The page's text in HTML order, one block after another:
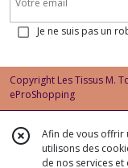
Je ne suis pas un
Copyright Les Tissus M.
eProShopping
Afin de vous offrir
utilisons des
de nos services et